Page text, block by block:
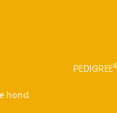
PEDIGREE®
hond